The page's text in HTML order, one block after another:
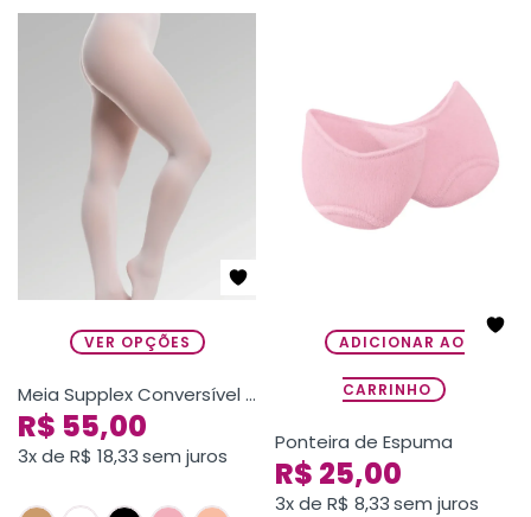
VER OPÇÕES
Meia Supplex Conversível Adulto Extra G
R$ 55,00
3x de R$ 18,33sem juros
ADICIONAR AO
CARRINHO
Ponteira de Espuma
R$ 25,00
3x de R$ 8,33sem juros